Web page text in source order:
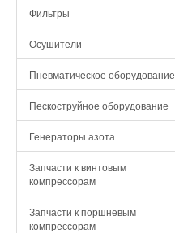
Фильтры
Осушители
Пневматическое оборудование
Пескоструйное оборудование
Генераторы азота
Запчасти к винтовым
компрессорам
Запчасти к поршневым
компрессорам